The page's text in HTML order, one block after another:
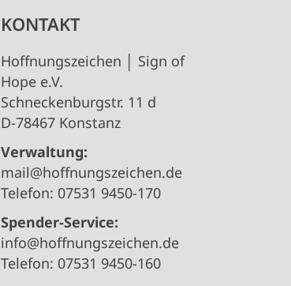
KONTAKT
Hoffnungszeichen │ Sign of
Hope e.V.
Schneckenburgstr. 11 d
D-78467 Konstanz
Verwaltung:
mail@hoffnungszeichen.de
Telefon: 07531 9450-170
Spender-Service:
info@hoffnungszeichen.de
Telefon: 07531 9450-160